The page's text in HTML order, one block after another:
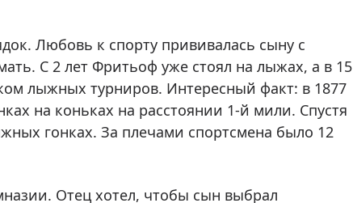
Любовь к спорту прививалась сыну с
С 2 лет Фритьоф уже стоял на лыжах, а в 15
лыжных турниров. Интересный факт: в 1877
на коньках на расстоянии 1-й мили. Спустя
гонках. За плечами спортсмена было 12
Отец хотел, чтобы сын выбрал